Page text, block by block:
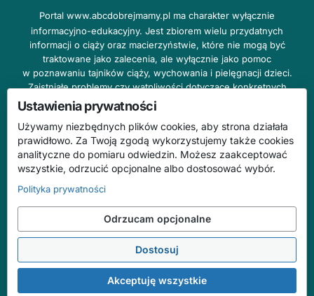
Portal www.abcdobrejmamy.pl ma charakter wyłącznie
informacyjno-edukacyjny. Jest zbiorem wielu przydatnych
informacji o ciąży oraz macierzyństwie, które nie mogą być
traktowane jako zalecenia, ale wyłącznie jako pomoc
w poznawaniu tajników ciąży, wychowania i pielęgnacji dzieci.
Zaistniałe problemy czy wątpliwości dotyczące konkretnych
przypadków należy bezzwłocznie konsultować z prowadzącym
lekarzem ginekologiem lub innym stosownym specjalistą w danej
dziedzinie. DOBRY DOM nie odpowiada za treść reklam,
nie ponosi również żadnych konsekwencji prawnych ani
odpowiedzialności za następstwa mogące wyniknąć na skutek
zastosowania podanych informacji bez wcześniejszej konsultacji
Na stronie abcdobrejmamy.pl mogą występować wpisy
o charakterze reklamowym.
© 2026 ABC Dobrej Mamy. Wszelkie prawa zastrzeżone.
ze specjalistą.
Ustawienia prywatności
Używamy niezbędnych plików cookies, aby strona działała
prawidłowo. Za Twoją zgodą wykorzystujemy także cookies
analityczne do pomiaru odwiedzin. Możesz zaakceptować
wszystkie, odrzucić opcjonalne albo dostosować wybór.
Polityka prywatności
Odrzucam opcjonalne
Dostosuj
Akceptuję wszystkie